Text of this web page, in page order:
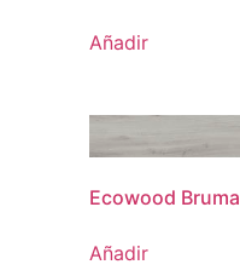
Añadir
Ecowood Bruma
Añadir